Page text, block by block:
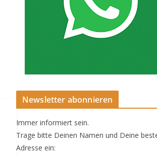
Newsletter abonnieren
Immer informiert sein.
Trage bitte Deinen Namen und Deine
Adresse ein: